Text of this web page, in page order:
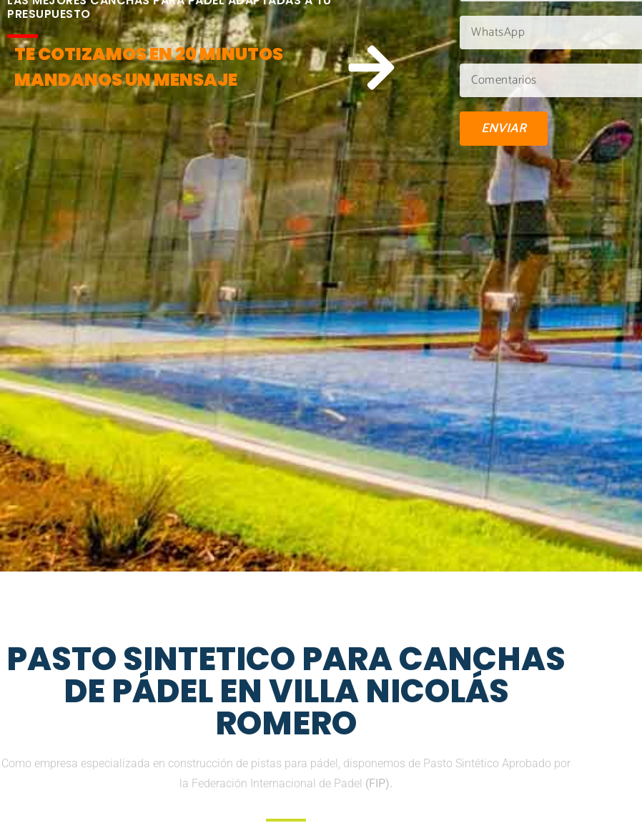
PRESUPUESTO
TE COTIZAMOS EN 20 MINUTOS
MANDANOS UN MENSAJE
ENVIAR
PASTO SINTETICO PARA CANCHAS
DE PÁDEL EN VILLA NICOLÁS
ROMERO
Como empresa especializada en construcción de pistas para pádel, disponemos de Pasto Sintético Aprobado por
la Federación Internacional de Padel (FIP).